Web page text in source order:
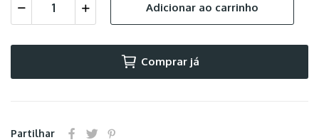
Adicionar ao carrinho
Comprar já
Partilhar